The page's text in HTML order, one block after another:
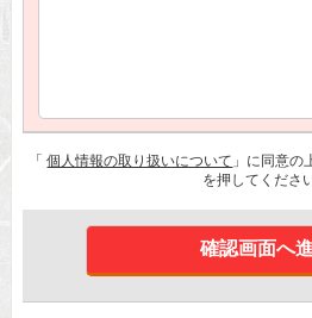
「個人情報の取り扱いについて 」に同意の
を押してください